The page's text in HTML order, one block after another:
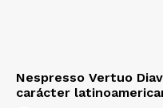
Nespresso Vertuo
carácter